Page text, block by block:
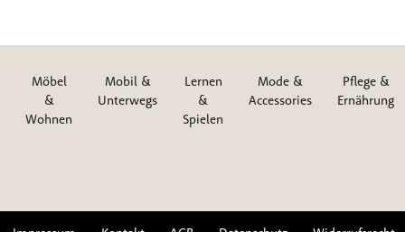
Möbel
&
Wohnen
Mobil &
Unterwegs
Lernen
&
Spielen
Mode &
Accessories
Pflege &
Ernährung